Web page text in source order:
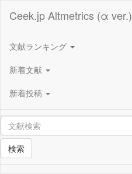
Ceek.jp Altmetrics (α ver.)
文献ランキング
新着文献
新着投稿
検索